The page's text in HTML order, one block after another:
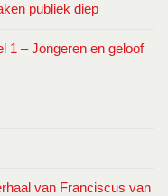
publiek diep
1 – Jongeren en geloof
van Franciscus van